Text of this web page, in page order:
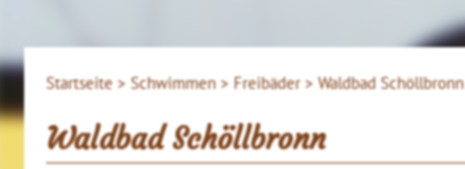
Startseite > Schwimmen > Freibäder >Waldbad Schöllbronn
Waldbad Schöllbronn